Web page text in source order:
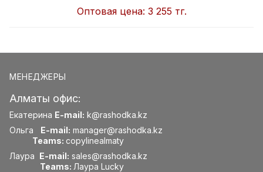
Оптовая цена: 3 255 тг.
МЕНЕДЖЕРЫ
Алматы офис:
Екатерина E-mail: k@rashodka.kz
Ольга E-mail: manager@rashodka.kz
Teams: copylinealmaty
Лаура E-mail: sales@rashodka.kz
Teams: Лаура Lucky